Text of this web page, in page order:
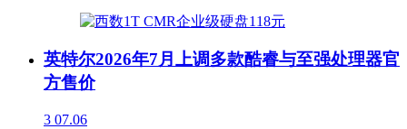
英特尔2026年7月上调多款酷睿与至强处理器官
方售价
3 07.06